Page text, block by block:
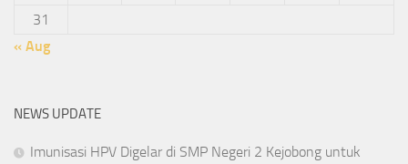
31
« Aug
NEWS UPDATE
Imunisasi HPV Digelar di SMP Negeri 2 Kejobong untuk